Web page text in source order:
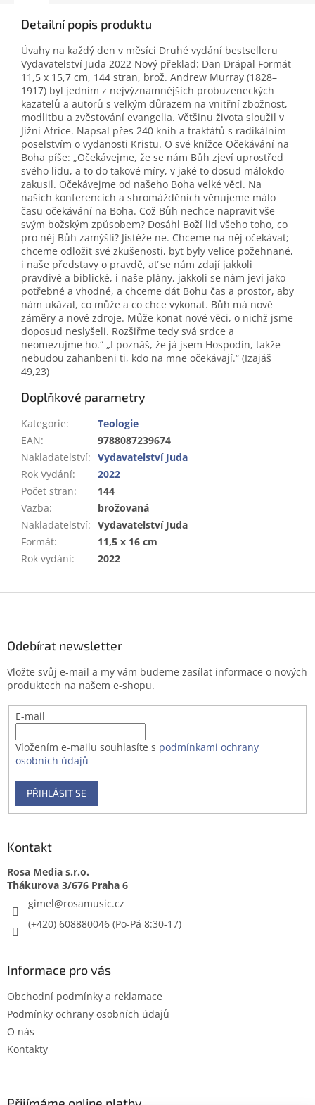
Detailní popis produktu
Úvahy na každý den v měsíci Druhé vydání bestselleru
Vydavatelství Juda 2022 Nový překlad: Dan Drápal Formát
11,5 x 15,7 cm, 144 stran, brož. Andrew Murray (1828–
1917) byl jedním z nejvýznamnějších probuzeneckých
kazatelů a autorů s velkým důrazem na vnitřní zbožnost,
modlitbu a zvěstování evangelia. Většinu života sloužil v
Jižní Africe. Napsal přes 240 knih a traktátů s radikálním
poselstvím o vydanosti Kristu. O své knížce Očekávání na
Boha píše: „Očekávejme, že se nám Bůh zjeví uprostřed
svého lidu, a to do takové míry, v jaké to dosud málokdo
zakusil. Očekávejme od našeho Boha velké věci. Na
našich konferencích a shromážděních věnujeme málo
času očekávání na Boha. Což Bůh nechce napravit vše
svým božským způsobem? Dosáhl Boží lid všeho toho, co
pro něj Bůh zamýšlí? Jistěže ne. Chceme na něj očekávat;
chceme odložit své zkušenosti, byť byly velice požehnané,
i naše představy o pravdě, ať se nám zdají jakkoli
pravdivé a biblické, i naše plány, jakkoli se nám jeví jako
potřebné a vhodné, a chceme dát Bohu čas a prostor, aby
nám ukázal, co může a co chce vykonat. Bůh má nové
záměry a nové zdroje. Může konat nové věci, o nichž jsme
doposud neslyšeli. Rozšiřme tedy svá srdce a
neomezujme ho.“ „I poznáš, že já jsem Hospodin, takže
nebudou zahanbeni ti, kdo na mne očekávají.“ (Izajáš
49,23)
Doplňkové parametry
Kategorie:
Teologie
EAN:
9788087239674
Nakladatelství: Vydavatelství Juda
Rok Vydání:
2022
Počet stran:
144
Vazba:
brožovaná
Nakladatelství: Vydavatelství Juda
Formát:
11,5 x 16 cm
Rok vydání: 2022
Odebírat newsletter
Vložte svůj e-mail a my vám budeme zasílat informace o nových
produktech na našem e-shopu.
E-mail
Vložením e-mailu souhlasíte s podmínkami ochrany
osobních údajů
PŘIHLÁSIT SE
Kontakt
Rosa Media s.r.o.
gimel@rosamusic.cz
(+420) 608880046
Informace pro vás
Obchodní podmínky a reklamace
Podmínky ochrany osobních údajů
O nás
Kontakty